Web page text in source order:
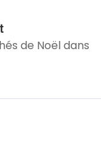
de Noël dans